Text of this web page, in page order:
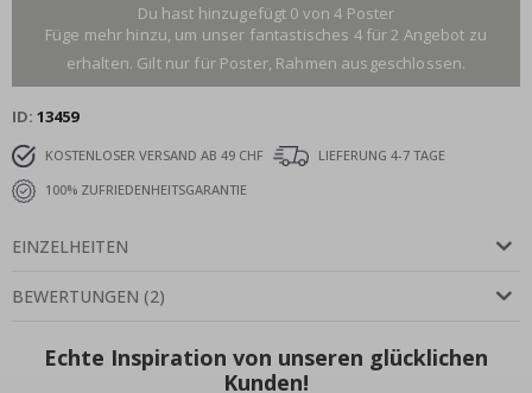
Du hast hinzugefügt 0 von 4 Poster
Füge mehr hinzu, um unser fantastisches 4 für 2 Angebot zu
erhalten. Gilt nur für Poster, Rahmen ausgeschlossen.
ID 13459
KOSTENLOSER VERSAND AB 49 CHF
LIEFERUNG 4-7 TAGE
100% ZUFRIEDENHEITSGARANTIE
EINZELHEITEN
BEWERTUNGEN (2)
Echte Inspiration von unseren glücklichen
Kunden!